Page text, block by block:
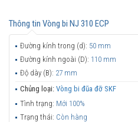
Thông tin Vòng bi NJ 310 ECP
Đường kính trong (d): 50 mm
Đường kính ngoài (D): 110 mm
Độ dày (B): 27 mm
Chủng loại: Vòng bi đũa đỡ SKF
Tình trạng: Mới 100%
Trạng thái: Còn hàng